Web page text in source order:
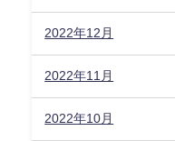
2022年12月
2022年11月
2022年10月